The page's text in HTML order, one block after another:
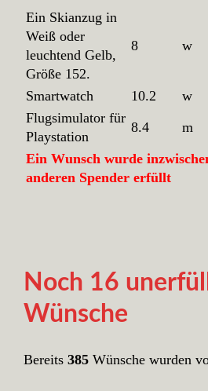
Ein Skianzug in
Weiß oder
leuchtend Gelb,
Größe 152.
8 w
Smartwatch 10.2 w
Flugsimulator für
Playstation
8.4 m
Ein Wunsch wurde
anderen Spender erfüllt
Noch 16
Wünsche
Bereits 385Wünsche wurden